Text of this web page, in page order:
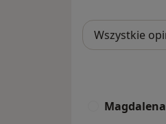
Magdalena